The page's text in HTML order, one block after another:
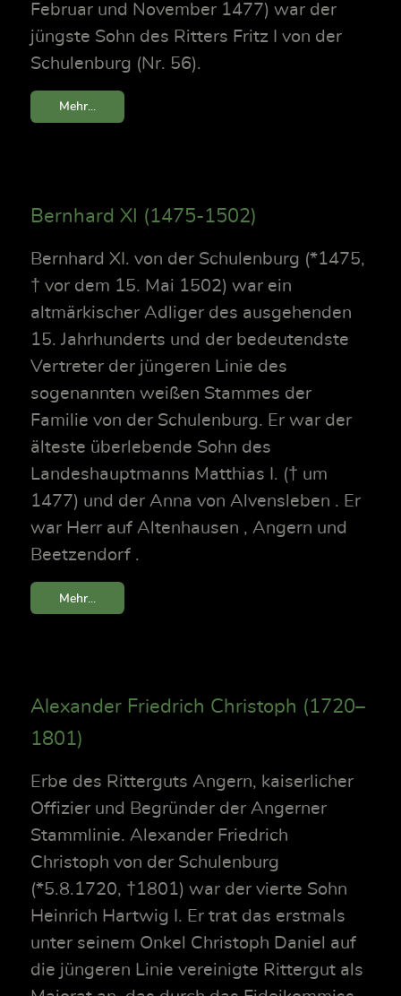
Februar und November 1477) war der
jüngste Sohn des Ritters Fritz I von der
Schulenburg (Nr. 56).
Mehr...
Bernhard XI (1475-1502)
Bernhard XI. von der Schulenburg (*1475,
† vor dem 15. Mai 1502) war ein
altmärkischer Adliger des ausgehenden
15. Jahrhunderts und der bedeutendste
Vertreter der jüngeren Linie des
sogenannten weißen Stammes der
Familie von der Schulenburg. Er war der
älteste überlebende Sohn des
Landeshauptmanns Matthias I. († um
1477) und der Anna von Alvensleben . Er
war Herr auf Altenhausen , Angern und
Beetzendorf .
Mehr...
Alexander Friedrich Christoph (1720–
1801)
Erbe des Ritterguts Angern, kaiserlicher
Offizier und Begründer der Angerner
Stammlinie. Alexander Friedrich
Christoph von der Schulenburg
(*5.8.1720, †1801) war der vierte Sohn
Heinrich Hartwig I. Er trat das erstmals
unter seinem Onkel Christoph Daniel auf
die jüngeren Linie vereinigte Rittergut als